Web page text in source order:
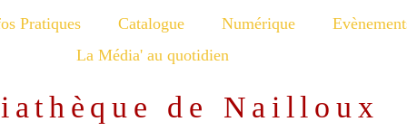
Pratiques Catalogue Numérique
La Média' au quotidien
de Nailloux